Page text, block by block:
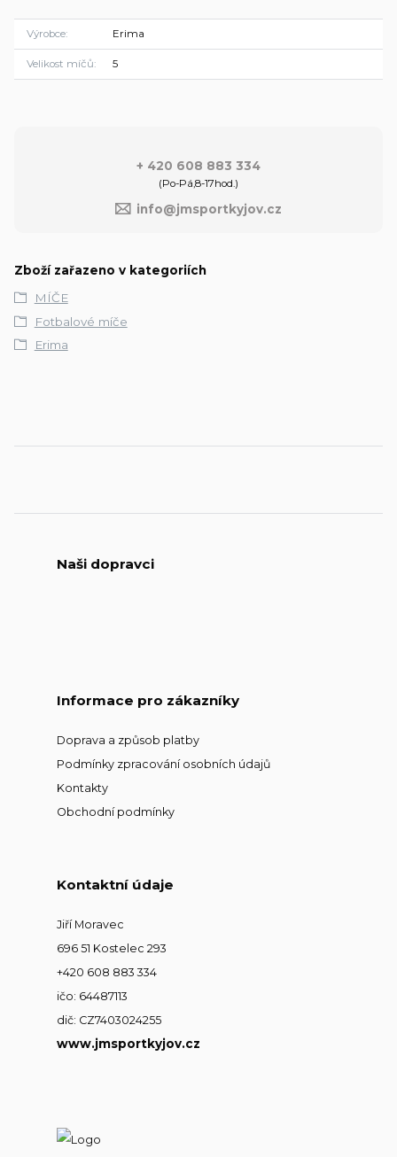
Výrobce Erima
Velikost míčů 5
+ 420 608 883 334
(Po-Pá,8-17hod.)
info@jmsportkyjov.cz
Zboží zařazeno v kategoriích
MÍČE
Fotbalové míče
Erima
Naši dopravci
Informace pro zákazníky
Doprava a způsob platby
Podmínky zpracování osobních údajů
Kontakty
Obchodní podmínky
Kontaktní údaje
Jiří Moravec
696 51 Kostelec 293
+420 608 883 334
ičo: 64487113
dič: CZ7403024255
www.jmsportkyjov.cz